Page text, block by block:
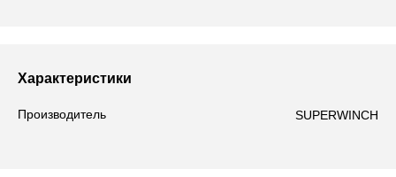
Характеристики
Производитель SUPERWINCH